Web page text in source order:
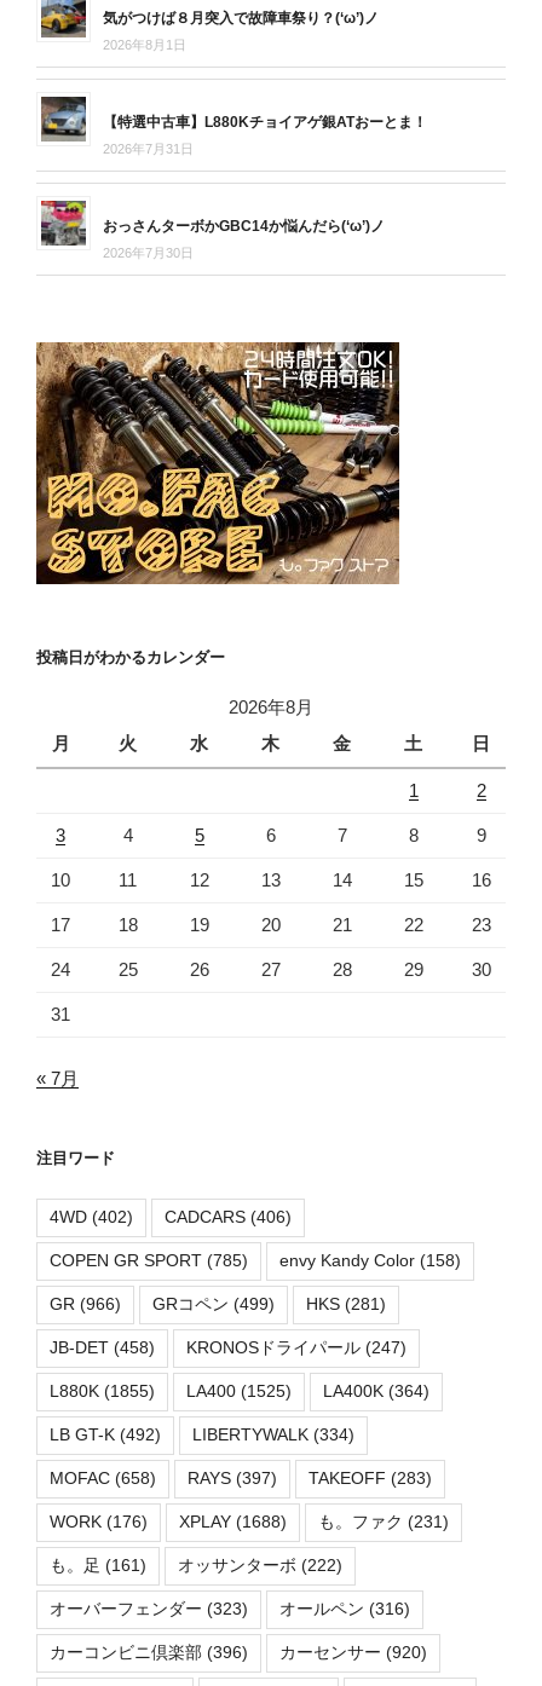
気がつけば８月突入で故障車祭り？(‘ω’)ノ
2026年8月1日
【特選中古車】L880Kチョイアゲ銀ATおーとま！
2026年7月31日
おっさんターボかGBC14か悩んだら(‘ω’)ノ
2026年7月30日
投稿日がわかるカレンダー
2026年8月
月
火 水 木 金 土 日
1 2
3 4 5 6 7 8 9
10 11 12 13 14 15 16
17 18 19 20 21 22 23
24 25 26 27 28 29 30
31
« 7月
注目ワード
4WD (402) CADCARS (406)
COPEN GR SPORT (785) envy Kandy Color (158)
GR (966) GRコペン (499) HKS (281)
JB-DET (458) KRONOSドライパール (247)
L880K (1855) LA400 (1525) LA400K (364)
LB GT-K (492) LIBERTYWALK (334)
MOFAC (658) RAYS (397) TAKEOFF (283)
WORK (176) XPLAY (1688) も。ファク (231)
も。足 (161) オッサンターボ (222)
オーバーフェンダー (323) オールペン (316)
カーコンビニ倶楽部 (396) カーセンサー (920)